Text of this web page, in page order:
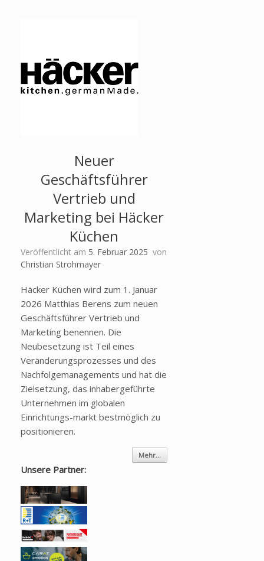
Neuer
Geschäftsführer
Vertrieb und
Marketing bei Häcker
Küchen
Veröffentlicht am 5. Februar 2025 von
Christian Strohmayer
Häcker Küchen wird zum 1. Januar
2026 Matthias Berens zum neuen
Geschäftsführer Vertrieb und
Marketing benennen. Die
Neubesetzung ist Teil eines
Veränderungsprozesses und des
Nachfolgemanagements und hat die
Zielsetzung, das inhabergeführte
Unternehmen im globalen
Einrichtungs-markt bestmöglich zu
positionieren.
Mehr...
Unsere Partner: